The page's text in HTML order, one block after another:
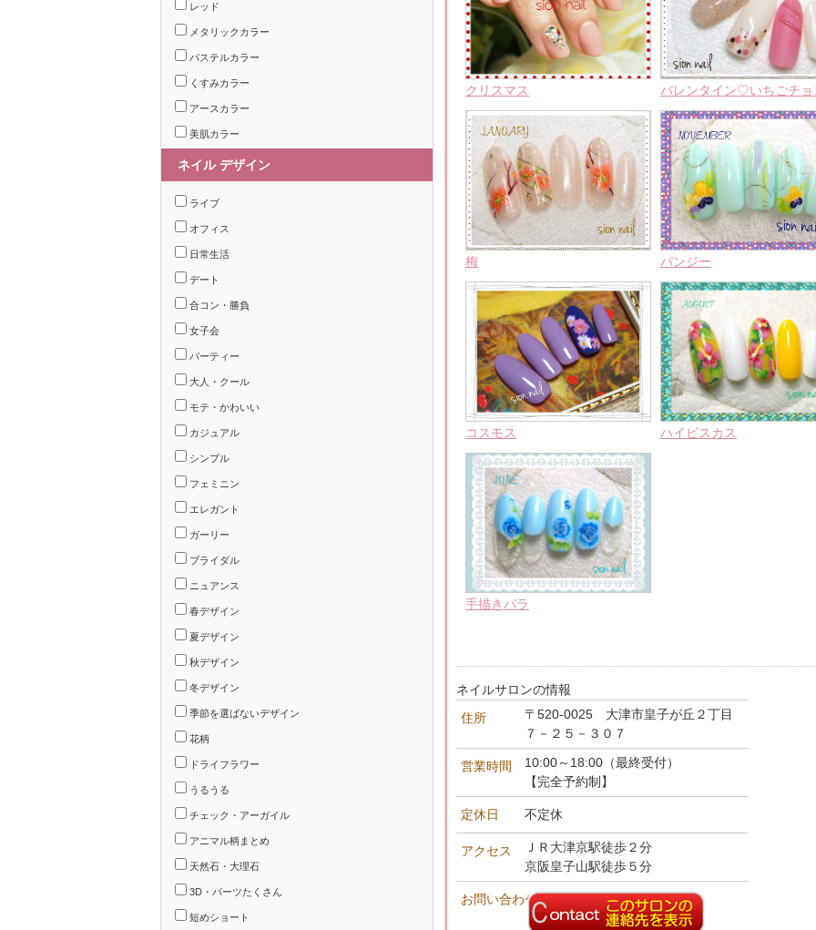
クリスマス バレンタイン♡いちごチョ
梅 パンジー
コスモス ハイビスカス
手描きバラ
ネイルサロンの情報
住所
〒520-0025 大津市皇子が丘２丁目
７－２５－３０７
営業時間
10:00～18:00（最終受付）
【完全予約制】
定休日 不定休
アクセス
ＪＲ大津京駅徒歩２分
京阪皇子山駅徒歩５分
お問い合わせ先
レッド
メタリックカラー
パステルカラー
くすみカラー
アースカラー
美肌カラー
ネイル デザイン
ライブ
オフィス
日常生活
デート
合コン・勝負
女子会
パーティー
大人・クール
モテ・かわいい
カジュアル
シンプル
フェミニン
エレガント
ガーリー
ブライダル
ニュアンス
春デザイン
夏デザイン
秋デザイン
冬デザイン
季節を選ばないデザイン
花柄
ドライフラワー
うるうる
チェック・アーガイル
アニマル柄まとめ
天然石・大理石
3D・パーツたくさん
短めショート